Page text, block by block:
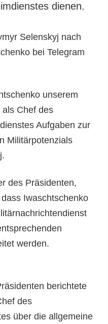
dienen.
Selenskyj nach
bei Telegram
unserem
Chef des
Aufgaben zur
Militärpotenzials
des Präsidenten,
Iwaschtschenko
werden.
berichtete
des
über die allgemeine